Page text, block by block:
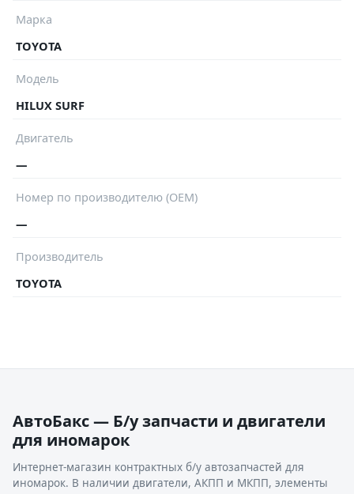
Марка
TOYOTA
Модель
HILUX SURF
Двигатель
—
Номер по производителю (OEM)
—
Производитель
TOYOTA
АвтоБакс — Б/у запчасти и двигатели
для иномарок
Интернет-магазин контрактных б/у автозапчастей для
иномарок. В наличии двигатели, АКПП и МКПП, элементы